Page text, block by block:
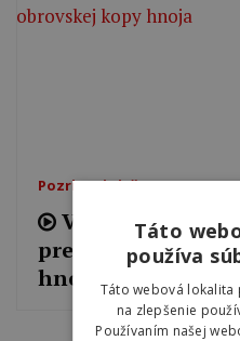
Pozrite si tiež
Video: Belgický
pretekov spadol
hnoja
Táto
používa
Táto webová lokalita
na zlepšenie
Používaním našej